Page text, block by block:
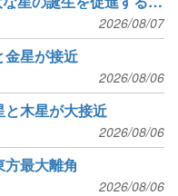
2026/08/07
金星が接近
2026/08/06
木星が大接近
2026/08/06
最大離角
2026/08/06